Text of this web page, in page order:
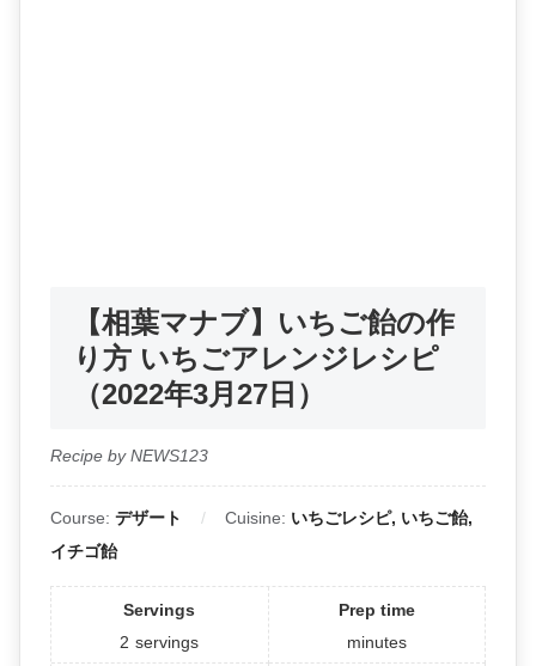
【相葉マナブ】いちご飴の作
り方 いちごアレンジレシピ
（2022年3月27日）
Recipe by NEWS123
Course: デザート Cuisine: いちごレシピ, いちご飴,
イチゴ飴
Servings
2 servings
Prep time
minutes